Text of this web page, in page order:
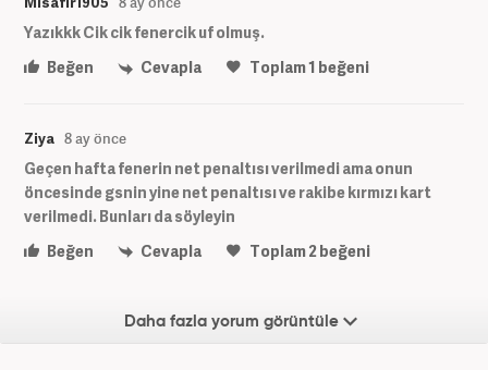
Yazıkkk Cik cik fenercik uf olmuş.
Beğen
Cevapla Toplam1 beğeni
Ziya 8 ay önce
Geçen hafta fenerin net penaltısı verilmedi ama onun
öncesinde gsnin yine net penaltısı ve rakibe kırmızı kart
verilmedi. Bunları da söyleyin
Beğen
Cevapla Toplam2 beğeni
Daha fazla yorum görüntüle